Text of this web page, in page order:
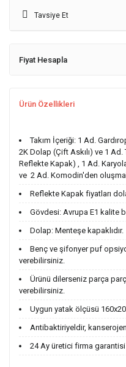
Tavsiye Et
Fiyat Hesapla
Ürün Özellikleri
Takım İçeriği: 1 Ad.
2K Dolap (Çift Askılı) ve 1 Ad.
Reflekte Kapak) , 1 Ad.
ve 2 Ad. Komodin'den
Reflekte Kapak fiyatları
Gövdesi: Avrupa E1 kalite
Dolap: Menteşe kapaklıdır.
Benç ve şifonyer puf
verebilirsiniz.
Ürünü dilerseniz parça
verebilirsiniz.
Uygun yatak ölçüsü
Antibaktiriyeldir,
24 Ay üretici firma garantisi